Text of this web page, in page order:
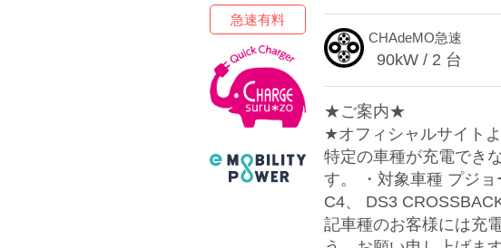
急速有料
CHAdeMO急速
90kW / 2 台
★ご案内★
★オフィシャルサイト
特定の車種が充電でき
す。 ・対象車種 プジ
C4、 DS3
記車種のお客様には充